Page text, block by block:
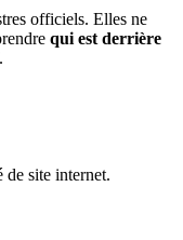
officiels. Elles ne
qui est derrière
site internet.